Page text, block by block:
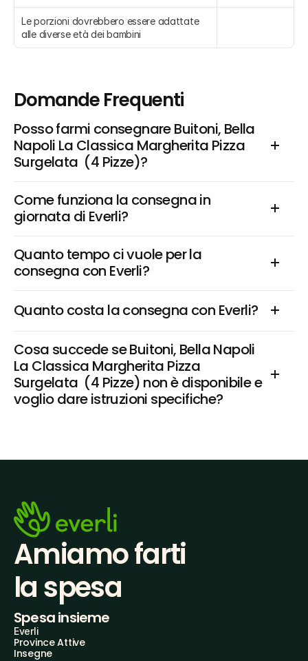
Le porzioni dovrebbero essere adattate
alle diverse età dei bambini
Domande Frequenti
Posso farmi consegnare Buitoni, Bella
Napoli La Classica Margherita Pizza
Surgelata  (4 Pizze)?
Come funziona la consegna in
giornata di Everli?
Quanto tempo ci vuole per la
consegna con Everli?
Quanto costa la consegna con Everli?
Cosa succede se Buitoni, Bella Napoli
La Classica Margherita Pizza
Surgelata  (4 Pizze) non è disponibile e
voglio dare istruzioni specifiche?
Amiamo farti
la spesa
Spesa insieme
Everli
Province Attive
Insegne